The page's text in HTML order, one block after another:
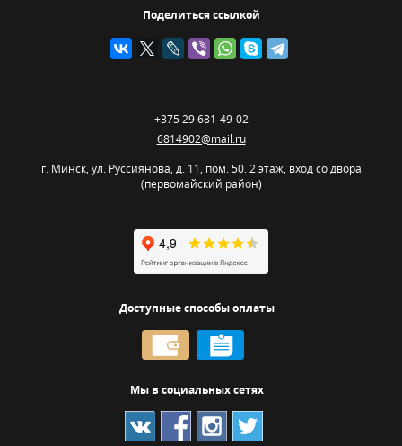
Поделиться ссылкой
Доступные способы оплаты
Мы в социальных сетях
+375 29 681-49-02
6814902@mail.ru
г. Минск, ул. Руссиянова, д. 11, пом. 50. 2 этаж, вход со двора
(первомайский район)